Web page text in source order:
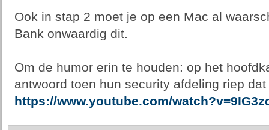
Ook in stap 2 moet je op een Mac al
Bank onwaardig dit.
Om de humor erin te houden: op het
antwoord toen hun security afdeling riep
https://www.youtube.com/